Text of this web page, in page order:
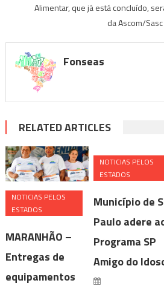
Alimentar, que já está concluído,
da Ascom/Sasc
Fonseas
RELATED ARTICLES
NOTICIAS PELOS
ESTADOS
MARANHÃO –
Entregas de
equipamentos
NOTICIAS PELOS
ESTADOS
Município de
Paulo adere
Programa SP
Amigo do